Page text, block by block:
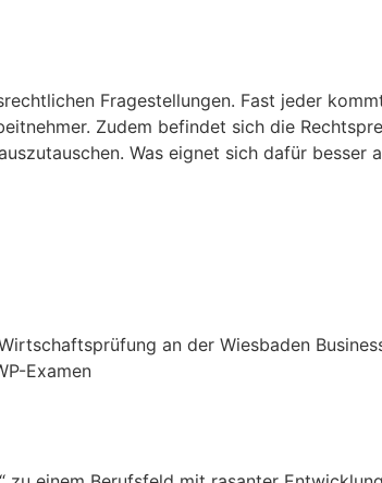
Fragestellungen. Fast jeder
Zudem befindet sich die
Was eignet sich dafür besser
an der Wiesbaden
Examen